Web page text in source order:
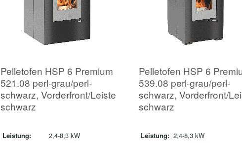
Pelletofen HSP 6 Premium
521.08 perl-grau/perl-
schwarz, Vorderfront/Leiste
schwarz
Leistung:
2,4-8,3 kW
Pelletofen HSP 6
539.08 perl-grau/perl-
schwarz, Vorderfront/
schwarz
Leistung: 2,4-8,3 kW